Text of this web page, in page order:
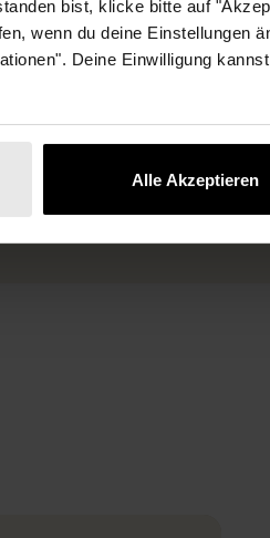
bist, klicke bitte auf
wenn du deine Einstellungen
Deine Einwilligung
Alle Akzeptieren
euch im